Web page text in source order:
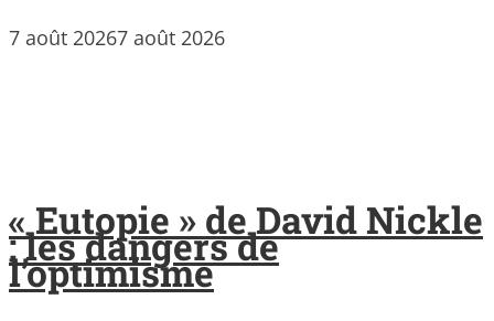
7 août 20267 août 2026
« Eutopie » de David Nickle
: les dangers de
l’optimisme